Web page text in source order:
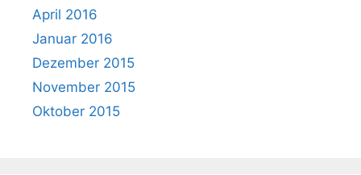
April 2016
Januar 2016
Dezember 2015
November 2015
Oktober 2015